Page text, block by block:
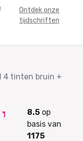
Ontdek onze
tijdschriften
4 tinten bruin +
8.5op
basis van
1175